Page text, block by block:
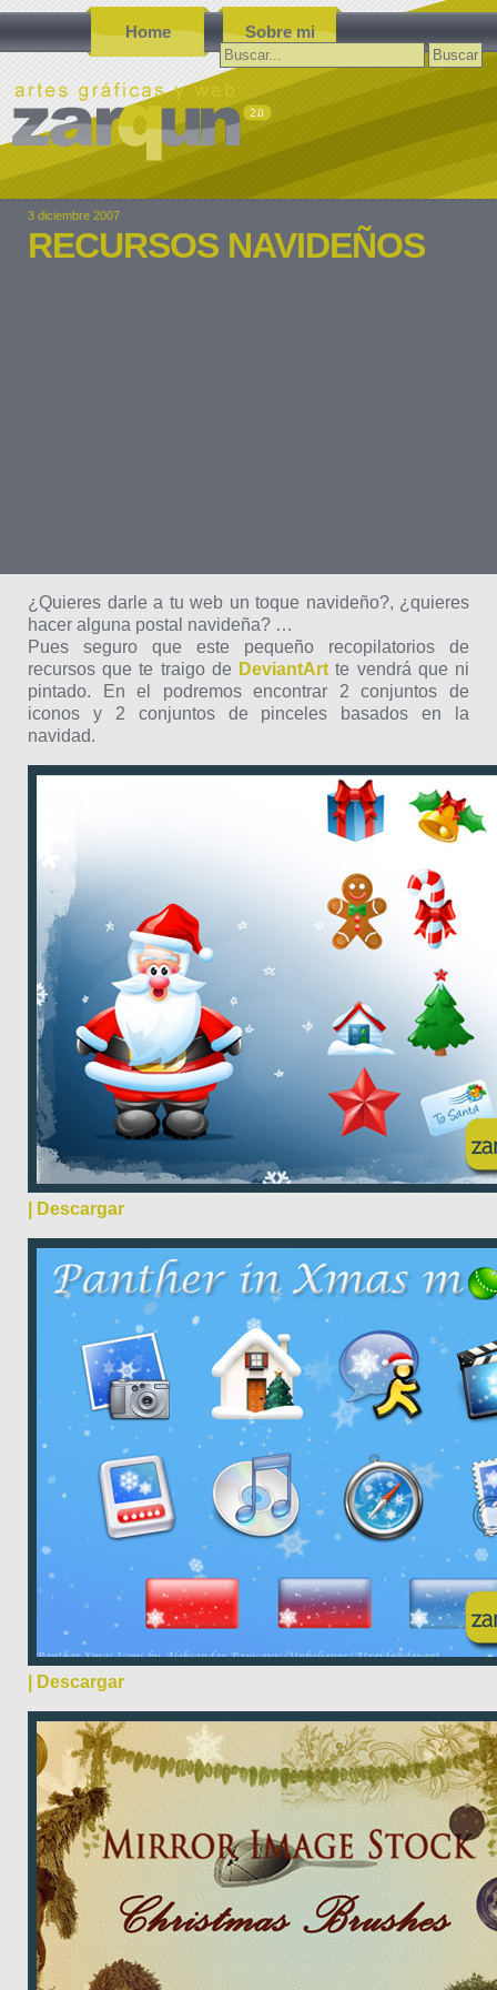
Home Sobre mi
Buscar:
3 diciembre 2007
RECURSOS NAVIDEÑOS
¿Quieres darle a tu web un toque navideño?, ¿quieres
hacer alguna postal navideña? …
Pues seguro que este pequeño recopilatorios de
recursos que te traigo de DeviantArt te vendrá que ni
pintado. En el podremos encontrar 2 conjuntos de
iconos y 2 conjuntos de pinceles basados en la
navidad.
| Descargar
| Descargar